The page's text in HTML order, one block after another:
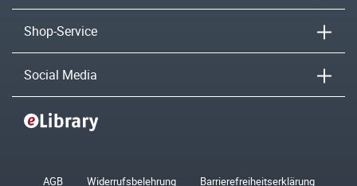
Shop-Service
Social Media
AGB Widerrufsbelehrung Barrierefreiheitserklärung